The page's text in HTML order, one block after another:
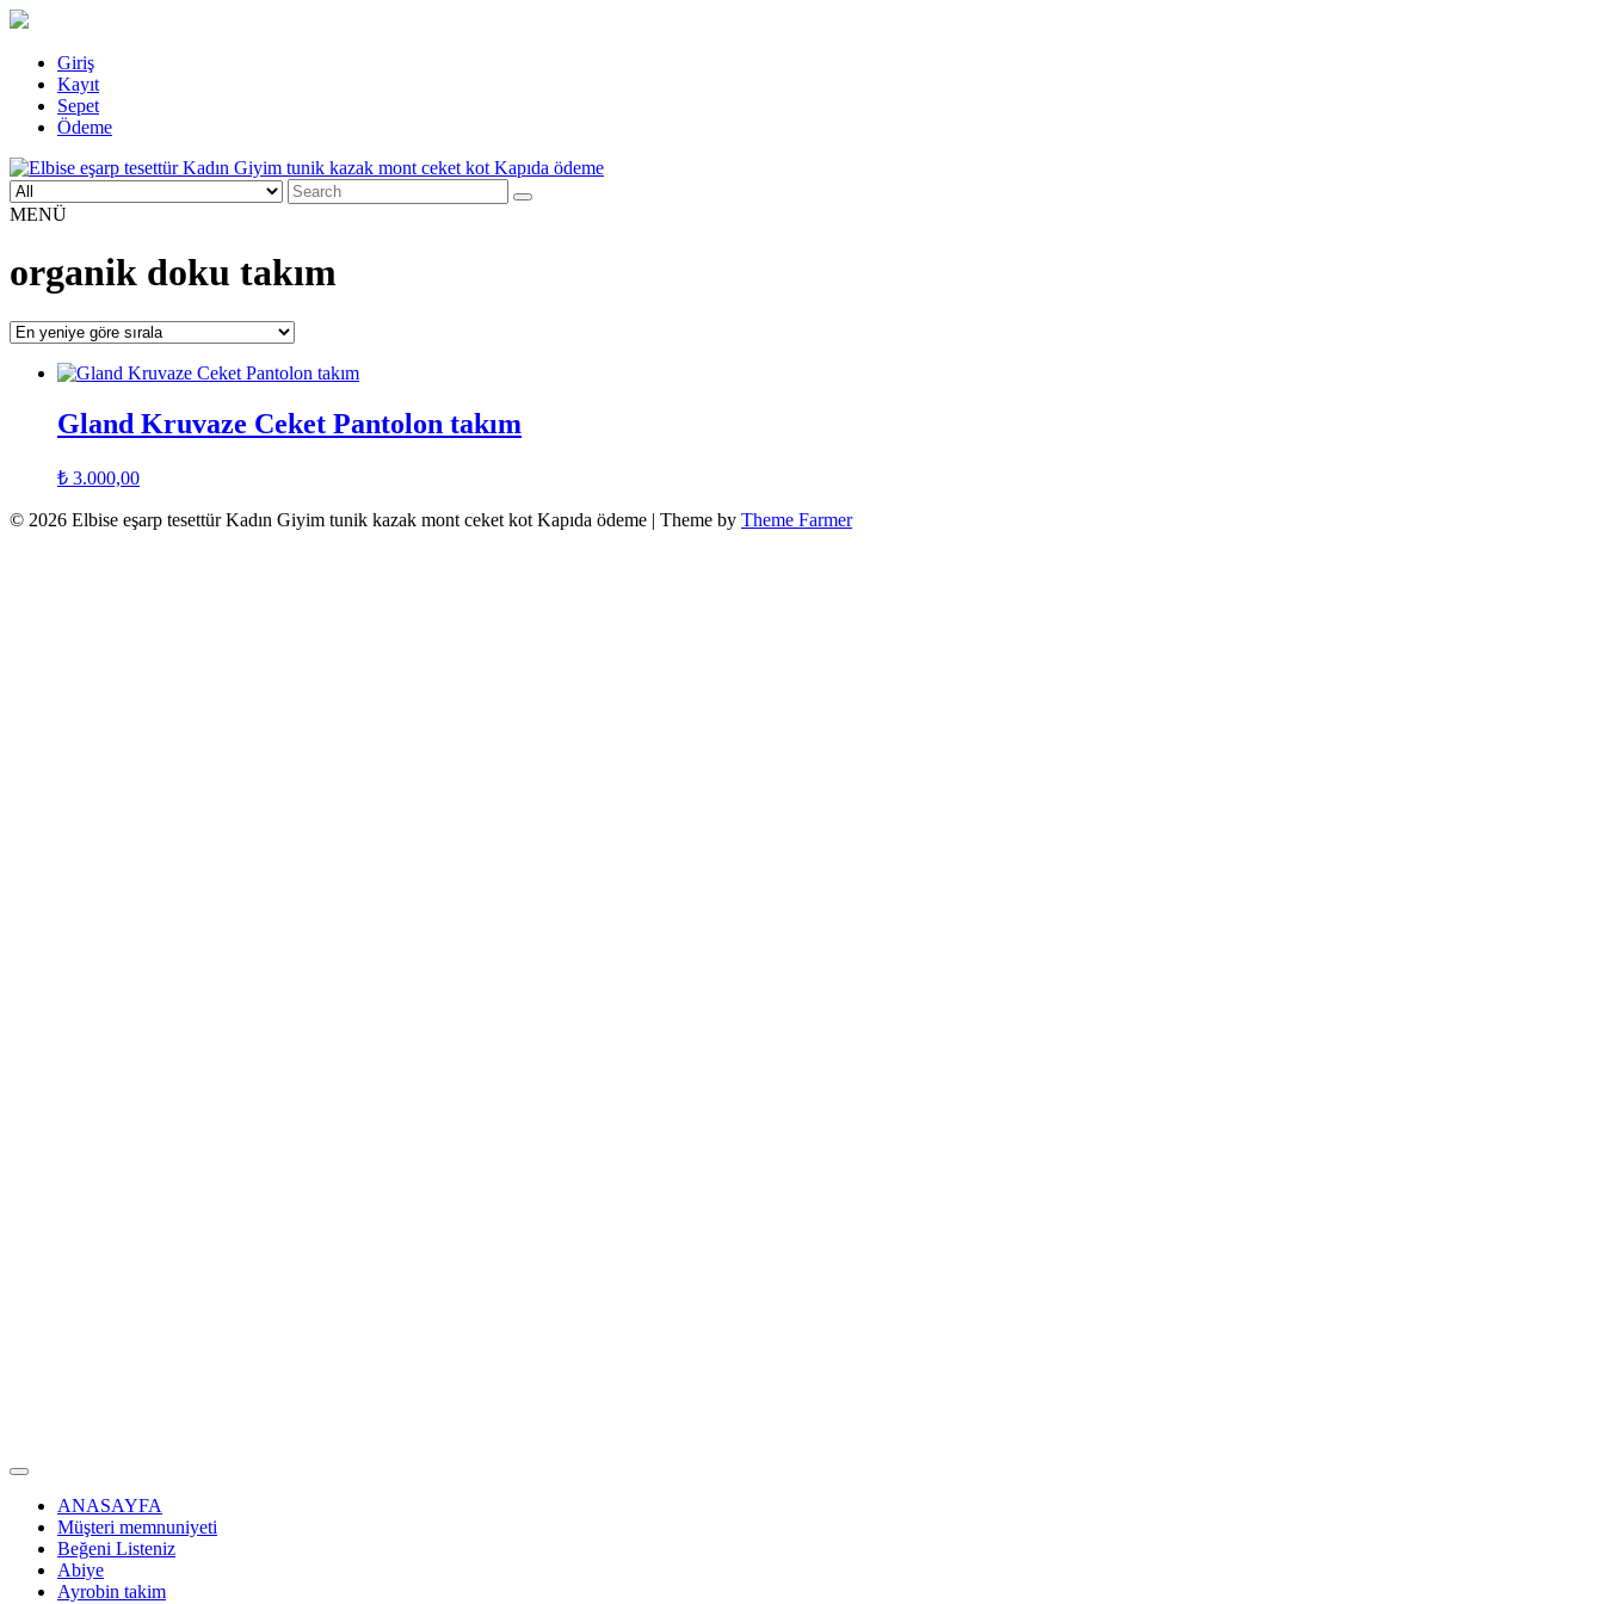
Skip
content
Giriş
Kayıt
Sepet
Ödeme
Elbise eşarp tesettür Kadın Giyim tunik kazak mont ceket kot Kapıda ödeme
Kadın Giyim üzerine alışveriş sitesi
Search
for:
MENÜ
organik doku takım
Gland Kruvaze Ceket Pantolon takım
₺ 3.000,00
© 2026 Elbise eşarp tesettür Kadın Giyim tunik kazak mont ceket kot Kapıda ödeme | Theme by Theme Farmer
ANASAYFA
Müşteri memnuniyeti
Beğeni Listeniz
Abiye
Ayrobin takim